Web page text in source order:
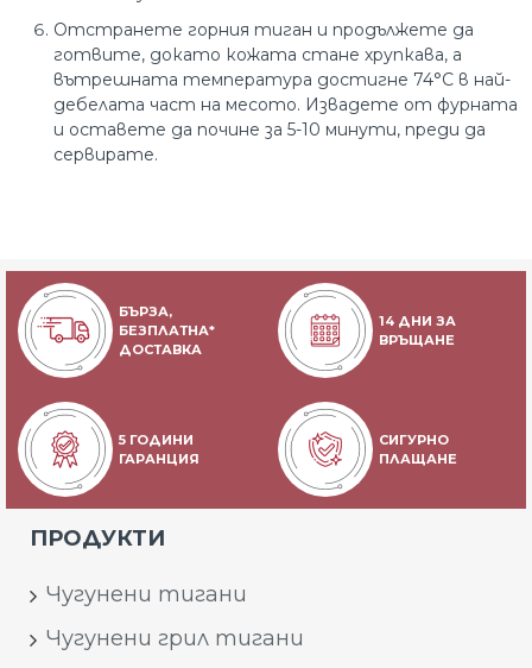
Отстранете горния тиган и продължете да
готвите, докато кожата стане хрупкава, а
вътрешната температура достигне 74°C в най-
дебелата част на месото. Извадете от фурната
и оставете да почине за 5-10 минути, преди да
сервирате.
БЪРЗА,
БЕЗПЛАТНА*
ДОСТАВКА
14 ДНИ ЗА
ВРЪЩАНЕ
5 ГОДИНИ
ГАРАНЦИЯ
СИГУРНО
ПЛАЩАНЕ
ПРОДУКТИ
Чугунени тигани
Чугунени грил тигани